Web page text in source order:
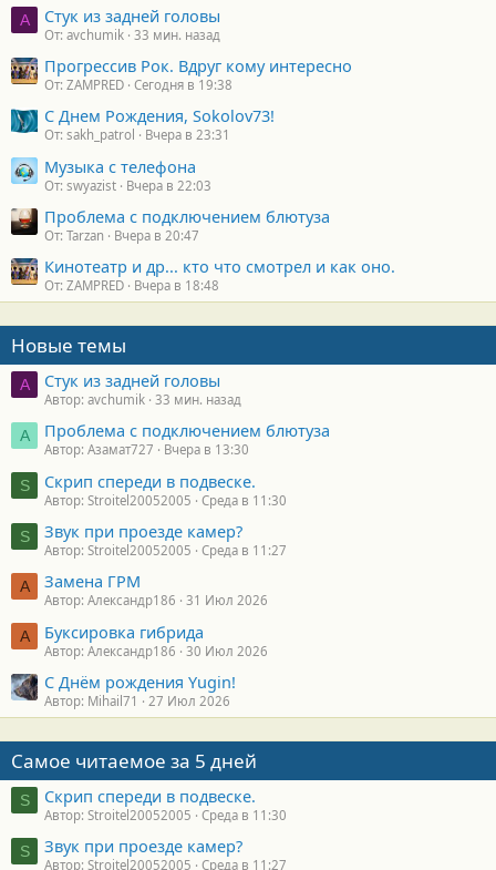
A Стук из задней головы
От: avchumik 33 мин. назад
Прогрессив Рок. Вдруг кому интересно
От: ZAMPRED Сегодня в 19:38
С Днем Рождения, Sokolov73!
От: sakh_patrol Вчера в 23:31
Музыка с телефона
От: swyazist Вчера в 22:03
Проблема с подключением блютуза
От: Tarzan Вчера в 20:47
Кинотеатр и др... кто что смотрел и как оно.
От: ZAMPRED Вчера в 18:48
Новые темы
A Стук из задней головы
Автор: avchumik 33 мин. назад
А Проблема с подключением блютуза
Автор: Азамат727 Вчера в 13:30
S Скрип спереди в подвеске.
Автор: Stroitel20052005 Среда в 11:30
S Звук при проезде камер?
Автор: Stroitel20052005 Среда в 11:27
А Замена ГРМ
Автор: Александр186 31 Июл 2026
А Буксировка гибрида
Автор: Александр186 30 Июл 2026
С Днём рождения Yugin!
Автор: Mihail71 27 Июл 2026
Самое читаемое за 5 дней
S Скрип спереди в подвеске.
Автор: Stroitel20052005 Среда в 11:30
S Звук при проезде камер?
Автор: Stroitel20052005 Среда в 11:27